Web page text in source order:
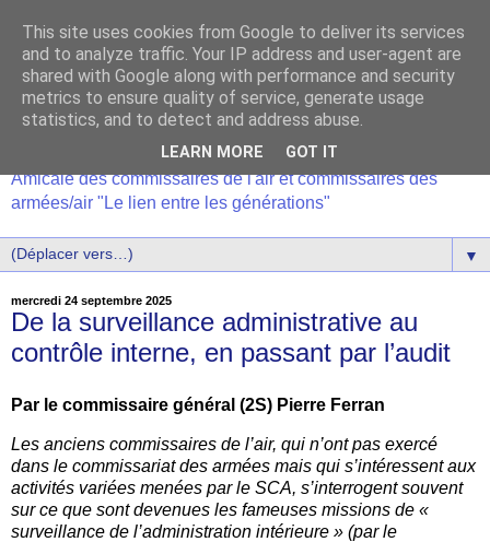
Amicale des commissaires de l'air et commissaires des
armées/air "Le lien entre les générations"
▼
mercredi 24 septembre 2025
De la surveillance administrative au
contrôle interne, en passant par l’audit
Par le commissaire général (2S) Pierre Ferran
Les anciens commissaires de l’air, qui n’ont pas exercé
dans le commissariat des armées mais qui s’intéressent aux
activités variées menées par le SCA, s’interrogent souvent
sur ce que sont devenues les fameuses missions de «
surveillance de l’administration intérieure » (par le
This site uses cookies from Google to deliver its services
and to analyze traffic. Your IP address and user-agent are
shared with Google along with performance and security
metrics to ensure quality of service, generate usage
statistics, and to detect and address abuse.
LEARN MORE GOT IT